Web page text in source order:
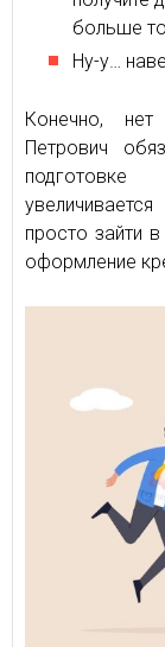
больше
Ну-у…
Конечно,
Петрович
подготовке
просто зайти
оформление